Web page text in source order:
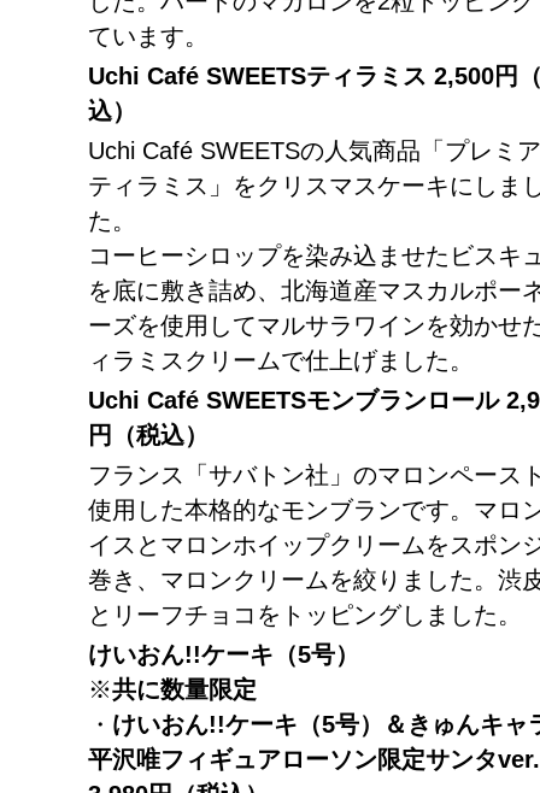
ています。
Uchi Café SWEETSティラミス 2,500円
込）
Uchi Café SWEETSの人気商品「プレミ
ティラミス」をクリスマスケーキにしま
た。
コーヒーシロップを染み込ませたビスキ
を底に敷き詰め、北海道産マスカルポー
ーズを使用してマルサラワインを効かせ
ィラミスクリームで仕上げました。
Uchi Café SWEETSモンブランロール
円（税込）
フランス「サバトン社」のマロンペース
使用した本格的なモンブランです。マロ
イスとマロンホイップクリームをスポン
巻き、マロンクリームを絞りました。渋
とリーフチョコをトッピングしました。
けいおん!!ケーキ（5号）
※共に数量限定
・ けいおん!!ケーキ（5号）＆きゅんキャ
平沢唯フィギュアローソン限定サンタver.